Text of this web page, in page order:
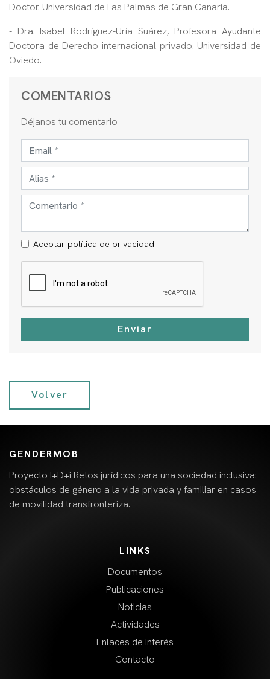
Doctor. Universidad de Las Palmas de Gran Canaria.
- Dra. Isabel Rodríguez-Uría Suárez, Profesora Ayudante
Doctora de Derecho internacional privado. Universidad de
Oviedo.
COMENTARIOS
Déjanos tu comentario
Aceptar política de privacidad
Enviar
Volver
GENDERMOB
Proyecto I+D+i Retos jurídicos para una sociedad inclusiva:
obstáculos de género a la vida privada y familiar en casos
de movilidad transfronteriza.
LINKS
Documentos
Publicaciones
Noticias
Actividades
Enlaces de Interés
Contacto